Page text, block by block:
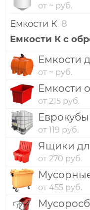
от ~ руб.
Емкости К 8
Емкости К с
Емкости
от ~ руб.
Емкости
от 215 руб.
Еврокубы
от 119 руб.
Ящики
от 270 руб.
от 455 руб.